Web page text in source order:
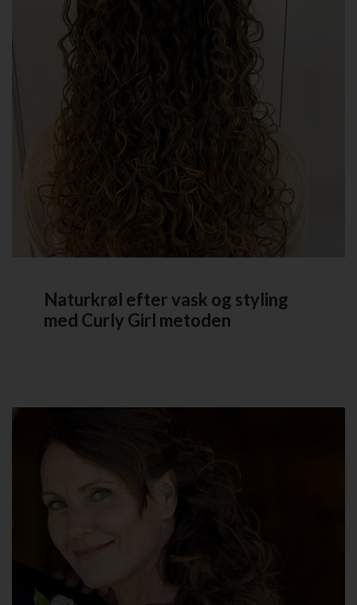
Naturkrøl efter vask og styling
med Curly Girl metoden